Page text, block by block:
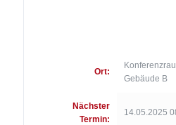
Ort:
Gebäude B
Nächster
Termin:
14.05.2025